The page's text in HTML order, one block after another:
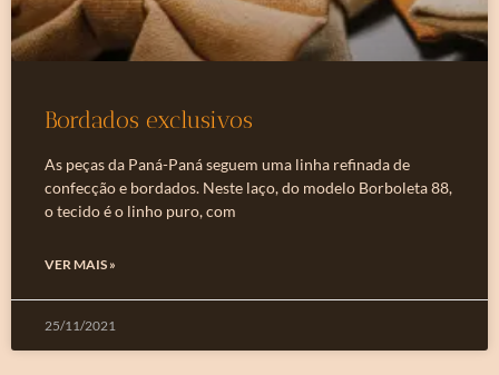
Bordados exclusivos
As peças da Paná-Paná seguem uma linha refinada de
confecção e bordados. Neste laço, do modelo Borboleta 88,
o tecido é o linho puro, com
VER MAIS »
25/11/2021